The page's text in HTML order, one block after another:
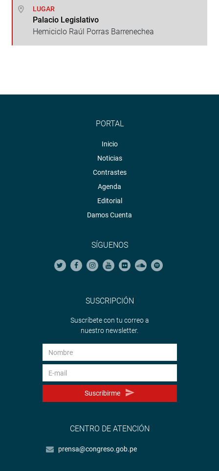
LUGAR
Palacio Legislativo
Hemiciclo Raúl Porras Barrenechea
PORTAL
Inicio
Noticias
Contrastes
Agenda
Editorial
Damos Cuenta
SÍGUENOS
SUSCRIPCIÓN
Suscríbete con tu correo a
nuestro newsletter.
Suscribirme
CENTRO DE ATENCIÓN
prensa@congreso.gob.pe